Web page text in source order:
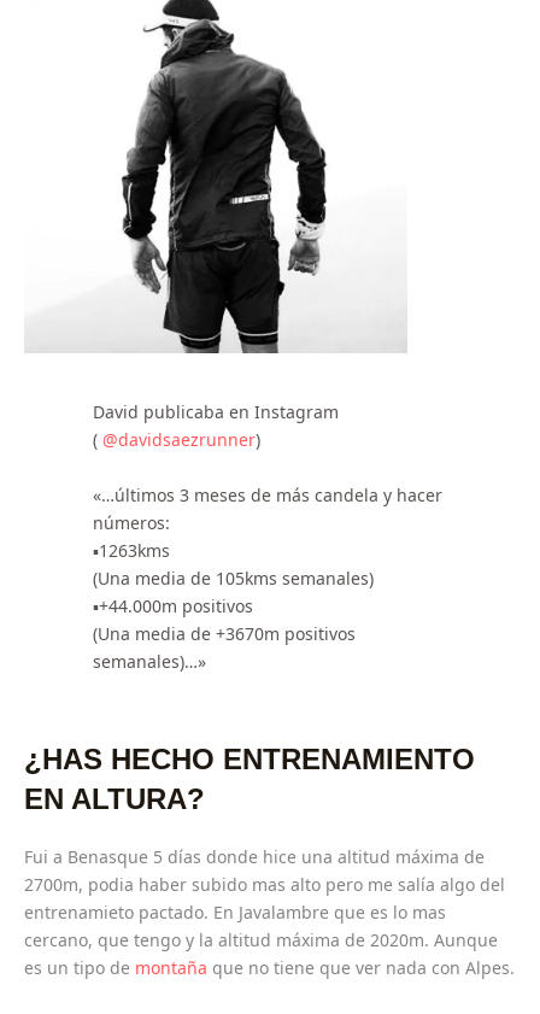
David publicaba en Instagram
( @davidsaezrunner)
«…últimos 3 meses de más candela y hacer
números:
▪️1263kms
(Una media de 105kms semanales)
▪️+44.000m positivos
(Una media de +3670m positivos
semanales)…»
¿HAS HECHO ENTRENAMIENTO
EN ALTURA?
Fui a Benasque 5 días donde hice una altitud máxima de
2700m, podia haber subido mas alto pero me salía algo del
entrenamieto pactado. En Javalambre que es lo mas
cercano, que tengo y la altitud máxima de 2020m. Aunque
es un tipo de montaña que no tiene que ver nada con Alpes.